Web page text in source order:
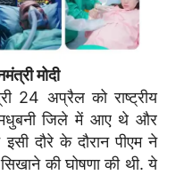
मोदी
24 अप्रैल को राष्ट्रीय
मधुबनी जिले में आए थे और
दौरे के दौरान पीएम ने
की घोषणा की थी. ये